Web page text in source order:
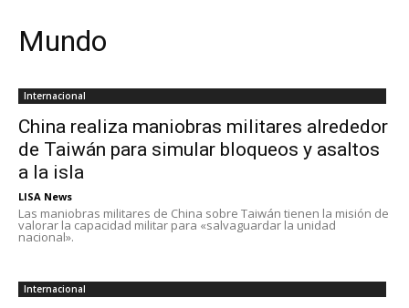
Mundo
Internacional
China realiza maniobras militares alrededor
de Taiwán para simular bloqueos y asaltos
a la isla
LISA News
Las maniobras militares de China sobre Taiwán tienen la misión de
valorar la capacidad militar para «salvaguardar la unidad
nacional».
Internacional